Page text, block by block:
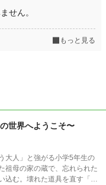
せん。
もっと見る
世界へようこそ〜
大人」と強がる小学5年生の
祖母の家の蔵で、忘れられた
込む。壊れた道具を直す「道